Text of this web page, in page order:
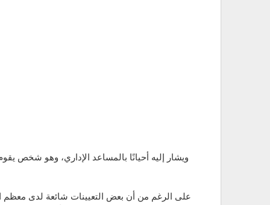
ويشار إليه أحيانًا بالمساعد الإداري، وهو شخص
على الرغم من أن بعض التعيينات شائعة لدى معظم